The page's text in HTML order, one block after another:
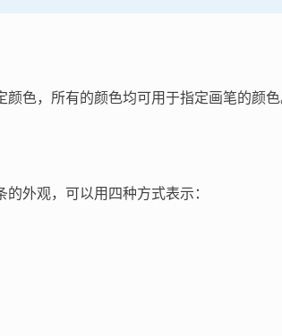
色，所有的颜色均可用于指定画笔的颜色
的外观，可以用四种方式表示：